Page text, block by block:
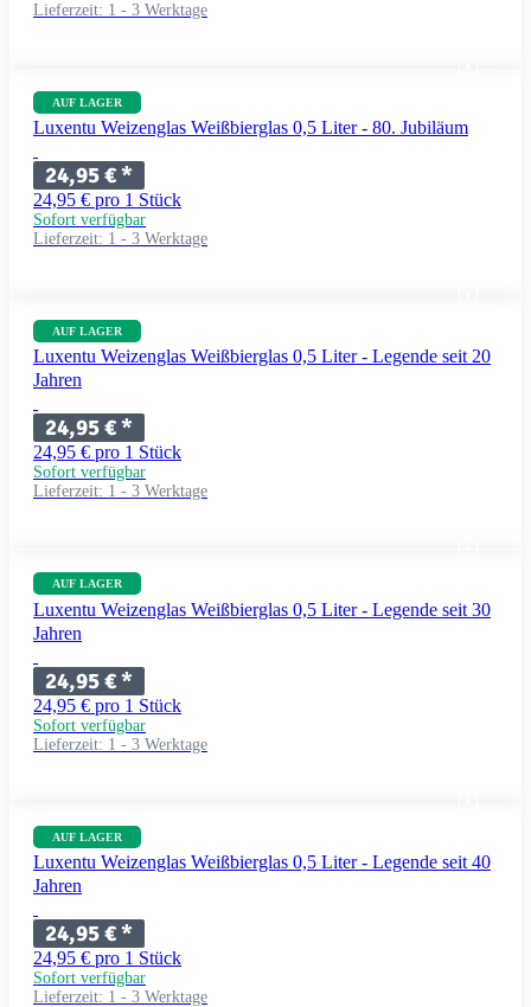
Lieferzeit: 1 - 3 Werktage
AUF LAGER
Luxentu Weizenglas Weißbierglas 0,5 Liter - 80. Jubiläum
24,95 €*
24,95 € pro 1 Stück
Sofort verfügbar
Lieferzeit: 1 - 3 Werktage
AUF LAGER
Luxentu Weizenglas Weißbierglas 0,5 Liter - Legende seit 20
Jahren
24,95 €*
24,95 € pro 1 Stück
Sofort verfügbar
Lieferzeit: 1 - 3 Werktage
AUF LAGER
Luxentu Weizenglas Weißbierglas 0,5 Liter - Legende seit 30
Jahren
24,95 €*
24,95 € pro 1 Stück
Sofort verfügbar
Lieferzeit: 1 - 3 Werktage
AUF LAGER
Luxentu Weizenglas Weißbierglas 0,5 Liter - Legende seit 40
Jahren
24,95 €*
24,95 € pro 1 Stück
Sofort verfügbar
Lieferzeit: 1 - 3 Werktage